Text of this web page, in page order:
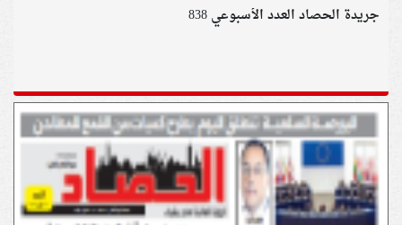
جريدة الحصاد العدد الأسبوعي 838